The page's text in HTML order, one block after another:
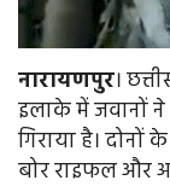
नारायणपुर।
इलाके में जवानों ने
गिराया है। दोनों
बोर राइफल और